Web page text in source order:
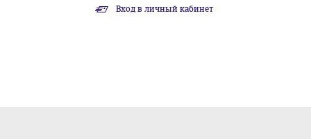
Вход в личный кабинет